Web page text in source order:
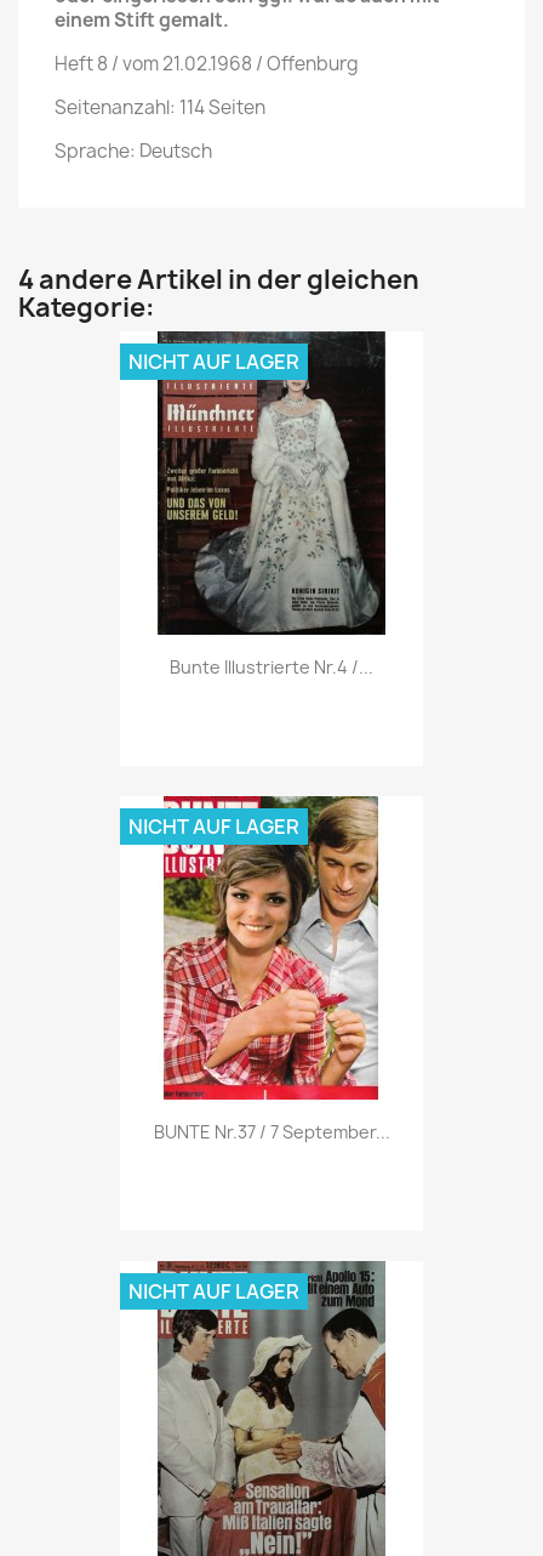
einem Stift gemalt.
Heft 8 / vom 21.02.1968 / Offenburg
Seitenanzahl: 114 Seiten
Sprache: Deutsch
4 andere Artikel in der gleichen
Kategorie:
Vorschau
Bunte Illustrierte Nr.4 /...
NICHT AUF LAGER
Vorschau
BUNTE Nr.37 / 7 September...
NICHT AUF LAGER
NICHT AUF LAGER